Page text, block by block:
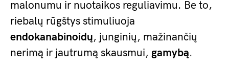
malonumu ir nuotaikos reguliavimu. Be to,
riebalų rūgštys stimuliuoja
endokanabinoidų, junginių, mažinančių
nerimą ir jautrumą skausmui, gamybą.